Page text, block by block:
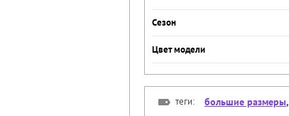
Сезон
Цвет модели
теги: большие размеры,